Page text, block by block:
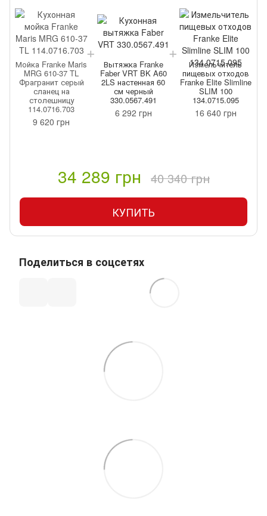
Мойка Franke Maris
MRG 610-37 TL
Фрагранит серый
сланец на
столешницу
114.0716.703
9 620 грн
Вытяжка Franke
Faber VRT BK A60
2LS настенная 60
см черный
330.0567.491
6 292 грн
Измельчитель
пищевых отходов
Franke Elite Slimline
SLIM 100
134.0715.095
16 640 грн
34 289 грн 40 340 грн
КУПИТЬ
Поделиться в соцсетях